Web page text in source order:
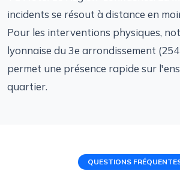
incidents se résout à distance en
Pour les interventions physiques,
lyonnaise du 3e arrondissement
permet une présence rapide sur
quartier.
QUESTIONS